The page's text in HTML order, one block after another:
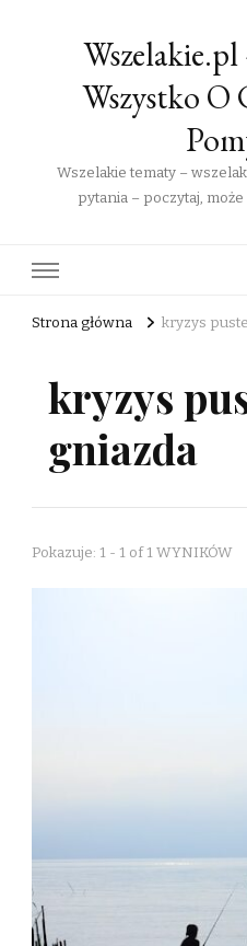
Wszystko O
Wszelakie tematy –
pytania – poczytaj,
Strona główna kryzys
kryzys
gniazda
Pokazuje: 1 - 1 of 1 WYNIKÓW